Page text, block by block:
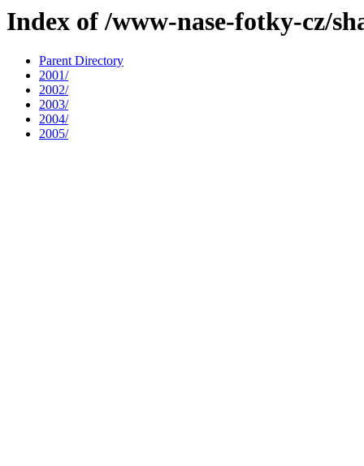
Index of /www-nase-fotky-cz/
Parent Directory
2001/
2002/
2003/
2004/
2005/